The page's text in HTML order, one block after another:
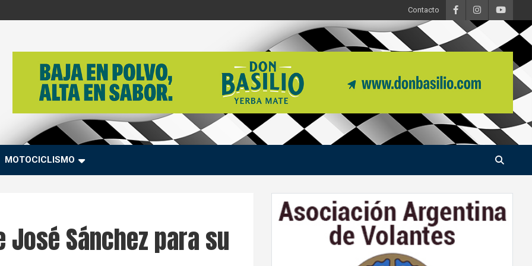
Contacto
MOTOCICLISMO
José Sánchez para su